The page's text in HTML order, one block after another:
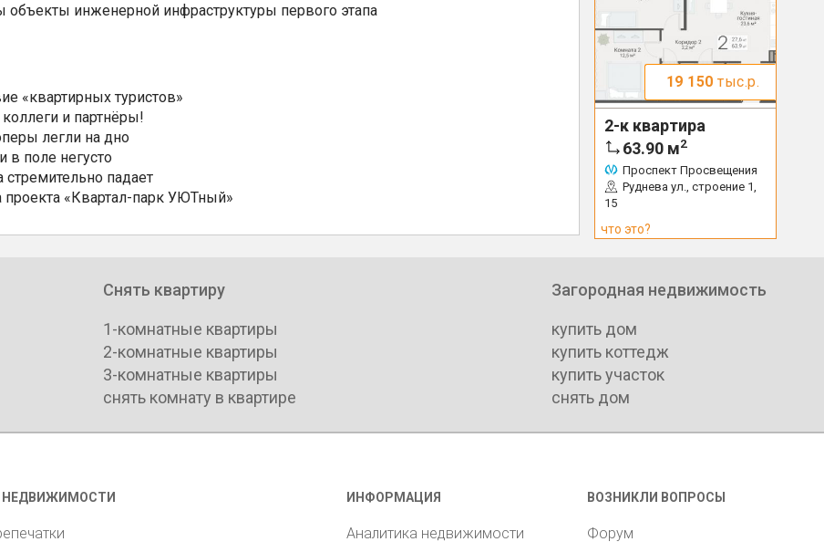
инженерной инфраструктуры первого этапа
«квартирных туристов»
и партнёры!
легли на дно
в поле негусто
стремительно падает
проекта «Квартал-парк УЮТный»
19 150 тыс.р.
2-к квартира
63.90 м2
Проспект Просвещения
Руднева ул., строение 1,
15
что это?
Снять квартиру
1-комнатные квартиры
2-комнатные квартиры
3-комнатные квартиры
снять комнату в квартире
Загородная недвижимость
купить дом
купить коттедж
купить участок
снять дом
НЕДВИЖИМОСТИ ИНФОРМАЦИЯ
Аналитика недвижимости
ВОЗНИКЛИ ВОПРОСЫ
Форум